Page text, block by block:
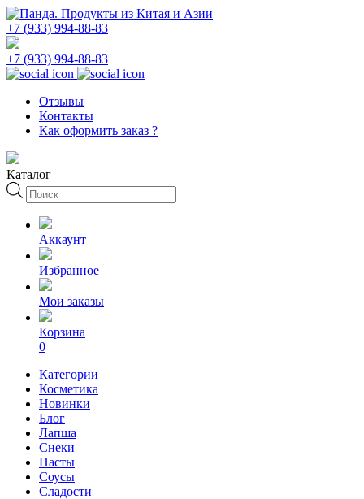
+7 (933) 994-88-83
+7 (933) 994-88-83
Отзывы
Контакты
Как оформить заказ ?
Каталог
Поиск
товаров
Аккаунт
Избранное
Мои заказы
Корзина
0
Категории
Косметика
Новинки
Блог
Лапша
Снеки
Пасты
Соусы
Сладости